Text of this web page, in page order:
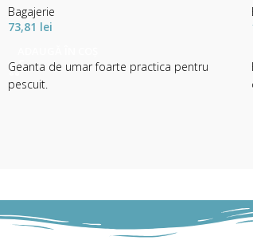
Bagajerie
73,81 lei
Geanta de umar foarte practica pentru
pescuit.